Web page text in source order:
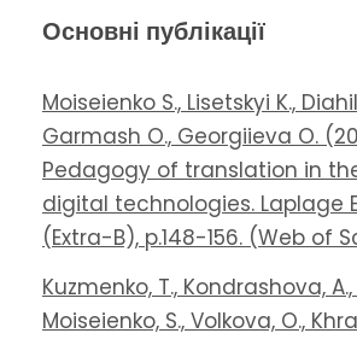
Основні публікації
Moiseienko S., Lisetskyi K.,
Garmash O., Georgiieva O.
Pedagogy of translation in
digital technologies. Laplage
(Extra-B), p.148-156. (Web of
Kuzmenko, T., Kondrashova, A.,
Moiseienko, S., Volkova, O.,